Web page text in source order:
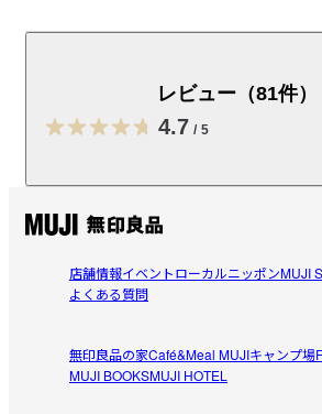
受取手段 店舗受け取り可・コンビニ受け取
レビュー（81件）
4.7 / 5
Tomo
2026/07/21
使いやすい
店舗情報イベントローカルニッポンMUJI
よくある質問
無印良品の家Café&Meal MUJIキャンプ場
MUJI BOOKSMUJI HOTEL